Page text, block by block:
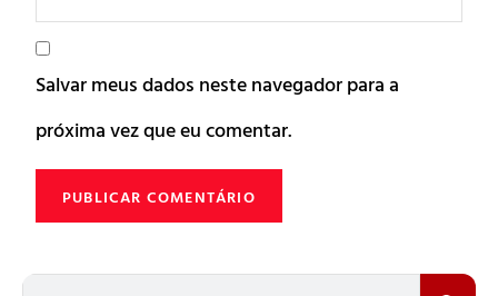
Salvar meus dados neste navegador para a
próxima vez que eu comentar.